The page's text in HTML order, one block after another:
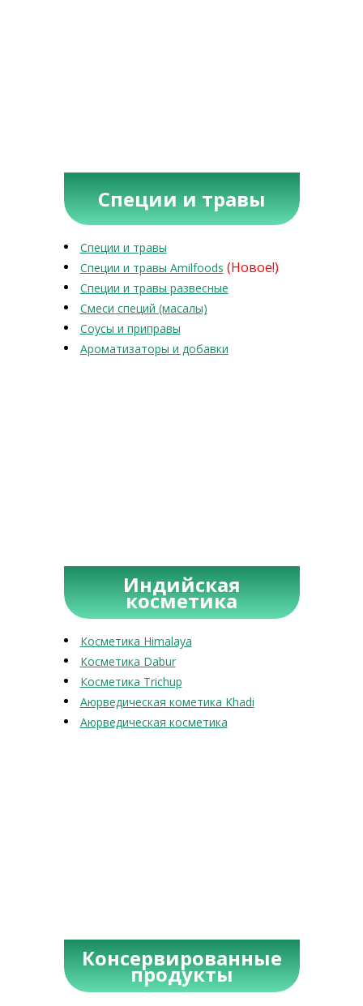
Специи и травы
Специи и травы
Специи и травы Amilfoods (Новое!)
Специи и травы развесные
Смеси специй (масалы)
Соусы и приправы
Ароматизаторы и добавки
Индийская
косметика
Косметика Himalaya
Косметика Dabur
Косметика Trichup
Аюрведическая кометика Khadi
Аюрведическая косметика
Консервированные
продукты